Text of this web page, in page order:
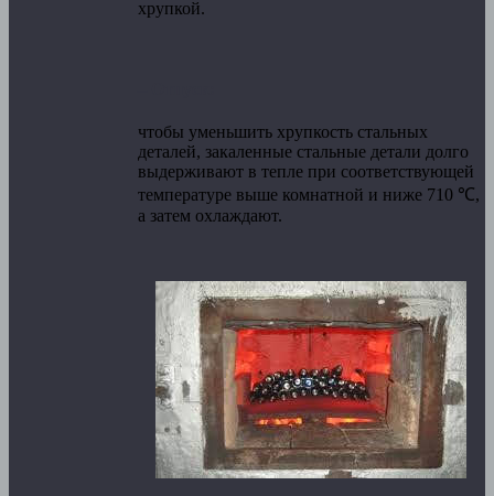
хрупкой.
чтобы уменьшить хрупкость стальных
деталей, закаленные стальные детали долго
выдерживают в тепле при соответствующей
температуре выше комнатной и ниже 710 ℃,
а затем охлаждают.